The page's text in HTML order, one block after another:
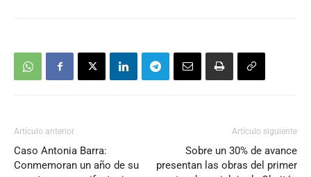
Artículo anterior
Caso Antonia Barra:
Conmemoran un año de su
Artículo siguiente
Sobre un 30% de avance
presentan las obras del primer